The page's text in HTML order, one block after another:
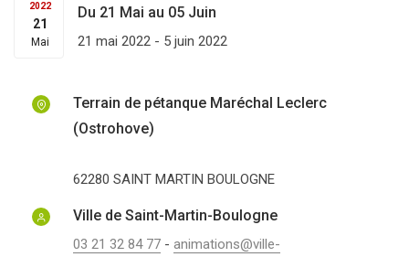
2022
21
Mai
Du 21 Mai au 05 Juin
21 mai 2022 - 5 juin 2022
Terrain de pétanque Maréchal Leclerc
(Ostrohove)
62280 SAINT MARTIN BOULOGNE
Ville de Saint-Martin-Boulogne
03 21 32 84 77 - animations@ville-